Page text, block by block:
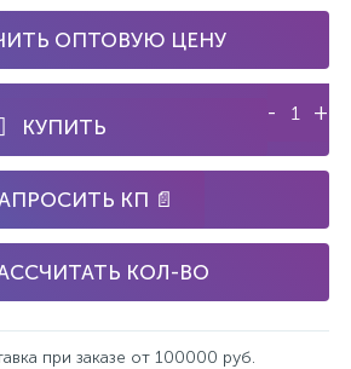
ОПТОВУЮ ЦЕНУ
КУПИТЬ
- +
КП 📄
КОЛ-ВО
при заказе от 100000 руб.